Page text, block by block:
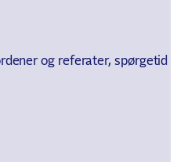
og referater, spørgetid